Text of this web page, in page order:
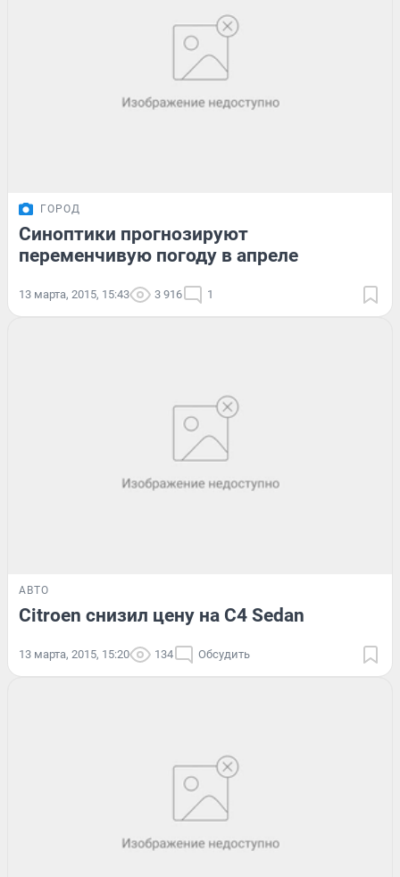
ГОРОД
Синоптики прогнозируют
переменчивую погоду в апреле
13 марта, 2015, 15:43 3 916 1
АВТО
Citroen снизил цену на C4 Sedan
13 марта, 2015, 15:20 134 Обсудить